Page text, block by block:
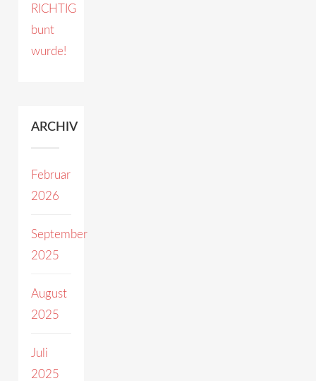
RICHTIG
bunt
wurde!
ARCHIV
Februar
2026
September
2025
August
2025
Juli
2025